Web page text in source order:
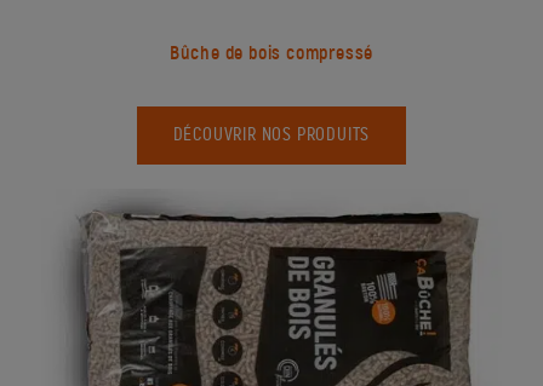
Bûche de bois compressé
DÉCOUVRIR NOS PRODUITS